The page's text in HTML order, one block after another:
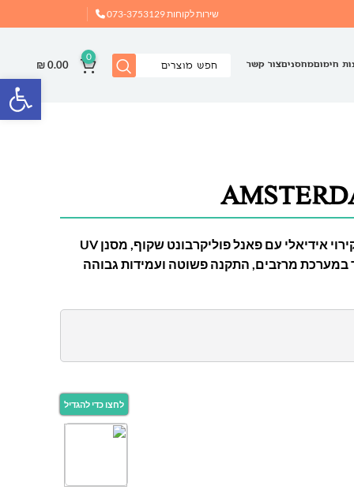
שירות לקוחות073-3753129
חימוםמחסניםצור קשר
0
₪0.00
גגון Amsterdam מעניק פתרון קירוי אידיאלי עם פאנל פוליקרבונט שקוף, מסנן UV
במערכת מרזבים, התקנה פשוטה ועמידות גבוהה